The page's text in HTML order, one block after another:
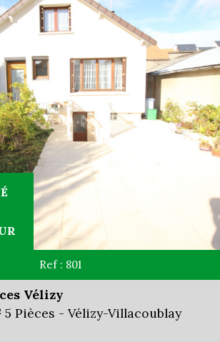
Ref : 801
Vélizy
5 Pièces - Vélizy-Villacoublay